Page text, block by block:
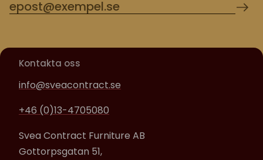
Kontakta oss
info@sveacontract.se
+46 (0)13-4705080
Svea Contract Furniture AB
Gottorpsgatan 51,